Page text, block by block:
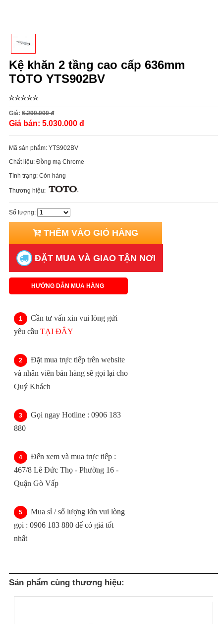
Kệ khăn 2 tầng cao cấp 636mm
TOTO YTS902BV
Giá: 6.290.000 đ
Giá bán: 5.030.000 đ
Mã sản phẩm: YTS902BV
Chất liệu: Đồng mạ Chrome
Tình trạng: Còn hàng
Thương hiệu:
Số lượng:
THÊM VÀO GIỎ HÀNG
ĐẶT MUA VÀ GIAO TẬN NƠI
HƯỚNG DẪN MUA HÀNG
Cần tư vấn xin vui lòng gửi
yêu cầu TẠI ĐÂY
Đặt mua trực tiếp trên website
và nhân viên bán hàng sẽ gọi lại cho
Quý Khách
Gọi ngay Hotline : 0906 183
880
Đến xem và mua trực tiếp :
467/8 Lê Đức Thọ - Phường 16 -
Quận Gò Vấp
Mua sỉ / số lượng lớn vui lòng
gọi : 0906 183 880 để có giá tốt
nhất
Sản phẩm cùng thương hiệu: